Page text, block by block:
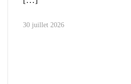
30 juillet 2026